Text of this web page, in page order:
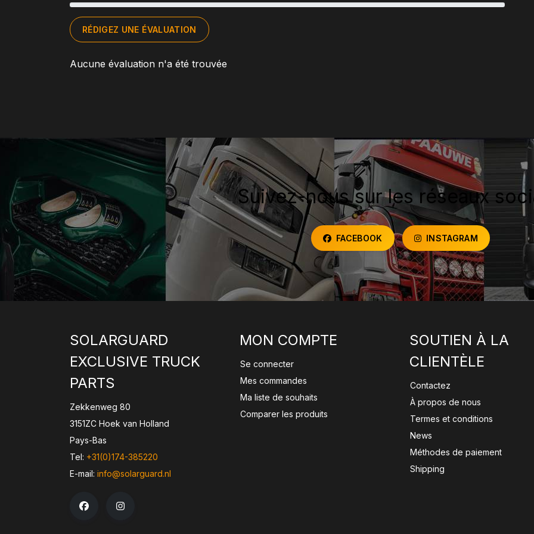
RÉDIGEZ UNE ÉVALUATION
Aucune évaluation n'a été trouvée
Suivez-nous sur les réseaux
FACEBOOK INSTAGRAM
SOLARGUARD
EXCLUSIVE TRUCK
PARTS
Zekkenweg 80
3151ZC Hoek van Holland
Pays-Bas
Tel: +31(0)174-385220
E-mail: info@solarguard.nl
MON COMPTE
Se connecter
Mes commandes
Ma liste de souhaits
Comparer les produits
SOUTIEN À LA
CLIENTÈLE
Contactez
À propos de nous
Termes et conditions
News
Méthodes de paiement
Shipping